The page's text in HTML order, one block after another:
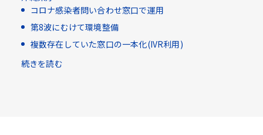
コロナ感染者問い合わせ窓口で運用
第8波にむけて環境整備
複数存在していた窓口の一本化(IVR利用)​
続きを読む